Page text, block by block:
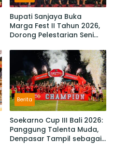
Bupati Sanjaya Buka
Marga Fest II Tahun 2026,
Dorong Pelestarian Seni
Potensi Lokal
Berita
Soekarno Cup III Bali 2026:
Panggung Talenta Muda,
Denpasar Tampil sebagai
Berita